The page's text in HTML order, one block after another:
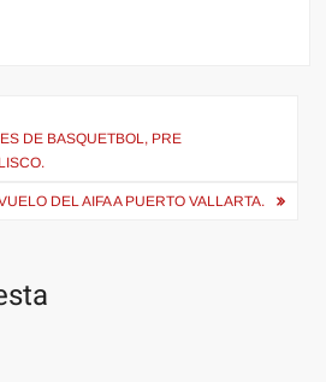
DE BASQUETBOL, PRE
DEL AIFA A PUERTO VALLARTA.